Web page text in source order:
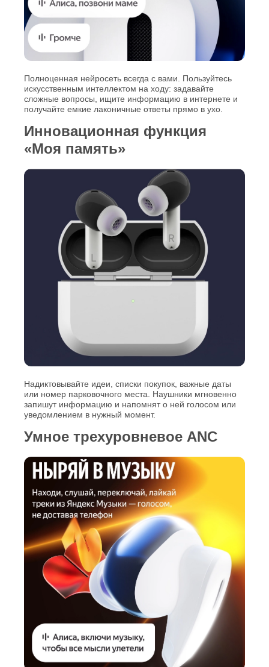
Полноценная нейросеть всегда с вами. Пользуйтесь
искусственным интеллектом на ходу: задавайте
сложные вопросы, ищите информацию в интернете и
получайте емкие лаконичные ответы прямо в ухо.
Инновационная функция
«Моя память»
Надиктовывайте идеи, списки покупок, важные даты
или номер парковочного места. Наушники мгновенно
запишут информацию и напомнят о ней голосом или
уведомлением в нужный момент.
Умное трехуровневое ANC